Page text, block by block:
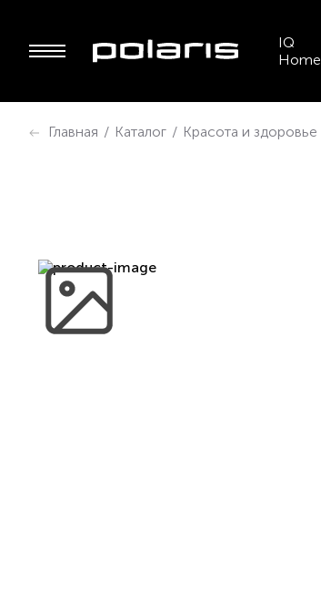
IQ
Home
Главная / Каталог / Красота и здоровье